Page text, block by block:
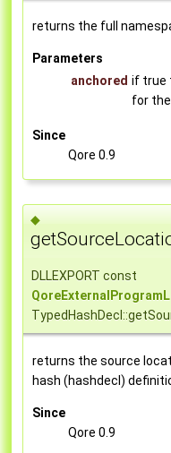
returns the full
Parameters
anchored if true
for
Since
Qore 0.9
◆
DLLEXPORT const
returns the source
hash (hashdecl)
Since
Qore 0.9